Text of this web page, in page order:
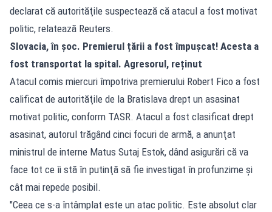
declarat că autorităţile suspectează că atacul a fost motivat
politic, relatează Reuters.
Slovacia, în șoc. Premierul țării a fost împușcat! Acesta a
fost transportat la spital. Agresorul, reținut
Atacul comis miercuri împotriva premierului Robert Fico a fost
calificat de autorităţile de la Bratislava drept un asasinat
motivat politic, conform TASR. Atacul a fost clasificat drept
asasinat, autorul trăgând cinci focuri de armă, a anunţat
ministrul de interne Matus Sutaj Estok, dând asigurări că va
face tot ce îi stă în putinţă să fie investigat în profunzime şi
cât mai repede posibil.
"Ceea ce s-a întâmplat este un atac politic. Este absolut clar